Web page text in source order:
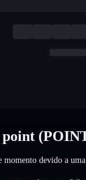
point
devido a